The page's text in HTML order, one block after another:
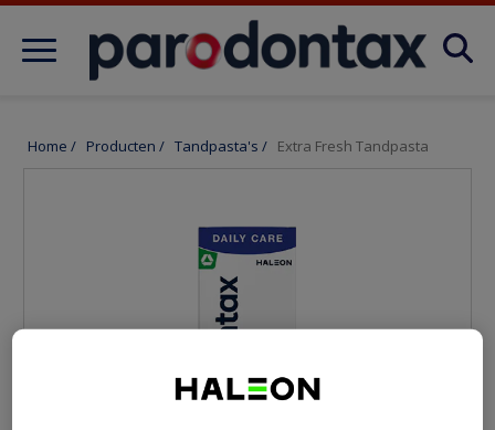
Skip to main content
Over tandvleesaandoeningen
Home / Producten / Tandpasta's / Extra Fresh Tandpasta